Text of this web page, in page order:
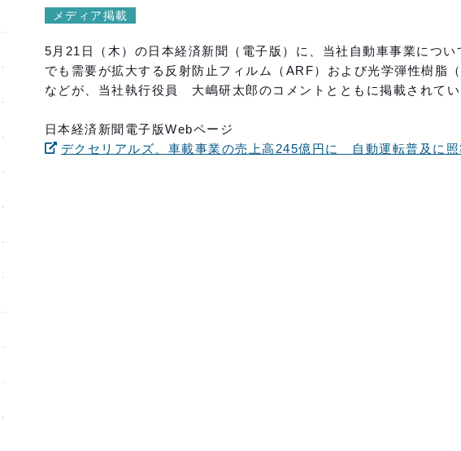
メディア掲載
5月21日（木）の日本経済新聞（電子版）に、当社自動車事業につ
でも需要が拡大する反射防止フィルム（ARF）および光学弾性樹脂
などが、当社執行役員 大嶋研太郎のコメントとともに掲載されてい
日本経済新聞電子版Webページ
デクセリアルズ、車載事業の売上高245億円に 自動運転普及に照